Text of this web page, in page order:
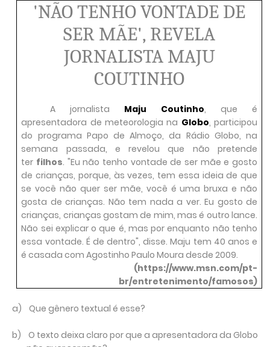
'NÃO TENHO VONTADE DE
SER MÃE', REVELA
JORNALISTA MAJU
COUTINHO
A jornalista Maju Coutinho, que é
apresentadora de meteorologia na Globo, participou
do programa Papo de Almoço, da Rádio Globo, na
semana passada, e revelou que não pretende
ter filhos. "Eu não tenho vontade de ser mãe e gosto
de crianças, porque, às vezes, tem essa ideia de que
se você não quer ser mãe, você é uma bruxa e não
gosta de crianças. Não tem nada a ver. Eu gosto de
crianças, crianças gostam de mim, mas é outro lance.
Não sei explicar o que é, mas por enquanto não tenho
essa vontade. É de dentro", disse. Maju tem 40 anos e
é casada com Agostinho Paulo Moura desde 2009.
(https://www.msn.com/pt-
br/entretenimento/famosos)
a) Que gênero textual é esse?
b)
O texto deixa claro por que a apresentadora da Globo